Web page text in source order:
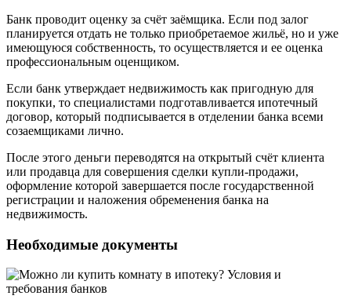
Банк проводит оценку за счёт заёмщика. Если под залог
планируется отдать не только приобретаемое жильё, но и уже
имеющуюся собственность, то осуществляется и ее оценка
профессиональным оценщиком.
Если банк утверждает недвижимость как пригодную для
покупки, то специалистами подготавливается ипотечный
договор, который подписывается в отделении банка всеми
созаемщиками лично.
После этого деньги переводятся на открытый счёт клиента
или продавца для совершения сделки купли-продажи,
оформление которой завершается после государственной
регистрации и наложения обременения банка на
недвижимость.
Необходимые документы